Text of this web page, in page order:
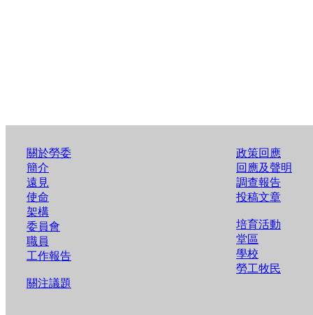
關於勞委
簡介
遠見
使命
架構
委員會
職員
工作報告
關注議題
政策回應
回應及聲明
調查報告
投稿文章
培育活動
堂區
學校
勞工牧民